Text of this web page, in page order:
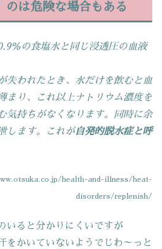
は危険な場合もある
％の食塩水と同じ浸透圧の血液
失われたとき、水だけを飲むと血
まり、これ以上ナトリウム濃度を
気持ちがなくなります。同時に余
します。これが自発的脱水症と呼
health-and-illness/heat-
disorders/replenish/
いると分かりにくいですが
をかいていないようでじわ～っと